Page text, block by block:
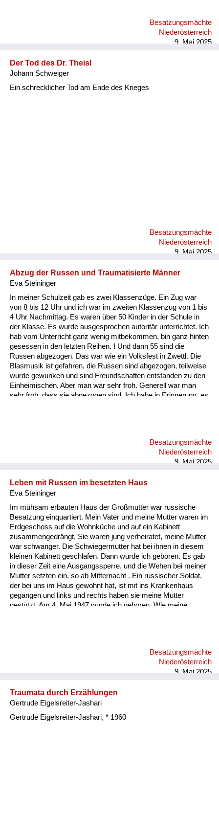
Besatzungsmächte
Niederösterreich
9. Mai 2025
Der Tod des Dr. Theisl
Johann Schweiger
Ein schrecklicher Tod am Ende des Krieges
Besatzungsmächte
Niederösterreich
9. Mai 2025
Abzug der Russen und Traumatisierte Männer
Eva Steininger
In meiner Schulzeit gab es zwei Klassenzüge. Ein Zug war
von 8 bis 12 Uhr und ich war im zweiten Klassenzug von 1 bis
4 Uhr Nachmittag. Es waren über 50 Kinder in der Schule in
der Klasse. Es wurde ausgesprochen autoritär unterrichtet. Ich
hab vom Unterricht ganz wenig mitbekommen, bin ganz hinten
gesessen in den letzten Reihen. I Und dann 55 sind die
Russen abgezogen. Das war wie ein Volksfest in Zwettl. Die
Blasmusik ist gefahren, die Russen sind abgezogen, teilweise
wurde gewunken und sind Freundschaften entstanden zu den
Einheimischen. Aber man war sehr froh. Generell war man
sehr froh, dass sie abgezogen sind. Ich habe in Erinnerung, es
hat. Dann war große Not. Und für solche Einrichtungen gab es
Besatzungsmächte
Niederösterreich
9. Mai 2025
Leben mit Russen im besetzten Haus
Eva Steininger
Im mühsam erbauten Haus der Großmutter war russische
Besatzung einquartiert. Mein Vater und meine Mutter waren im
Erdgeschoss auf die Wohnküche und auf ein Kabinett
zusammengedrängt. Sie waren jung verheiratet, meine Mutter
war schwanger. Die Schwiegermutter hat bei ihnen in diesem
kleinen Kabinett geschlafen. Dann wurde ich geboren. Es gab
in dieser Zeit eine Ausgangssperre, und die Wehen bei meiner
Mutter setzten ein, so ab Mitternacht . Ein russischer Soldat,
der bei uns im Haus gewohnt hat, ist mit ins Krankenhaus
gegangen und links und rechts haben sie meine Mutter
gestützt. Am 4. Mai 1947 wurde ich geboren. Wie meine
Kriegsfutter mit 16 Jahren eingezogen und wurde sofort an die
russische Front geschickt und war zwei Jahre in einem
Besatzungsmächte
Niederösterreich
9. Mai 2025
Traumata durch Erzählungen
Gertrude Eigelsreiter-Jashari
Gertrude Eigelsreiter-Jashari, * 1960